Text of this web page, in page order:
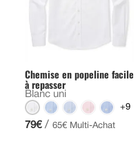
Chemise en popeline facile
à repasser
Blanc uni
+9
79€ / 65€ Multi-Achat